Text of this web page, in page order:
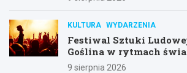
KULTURA WYDARZENIA
Festiwal Sztuki
Goślina w rytmach
9 sierpnia 2026